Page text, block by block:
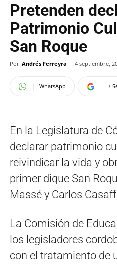
Pretenden
Patrimonio
San Roque
Por Andrés Ferreyra - 4 septiembre,
WhatsApp +
En la Legislatura de
declarar patrimonio
reivindicar la vida y
primer dique San
Massé y Carlos
La Comisión de
los legisladores
con el tratamiento de